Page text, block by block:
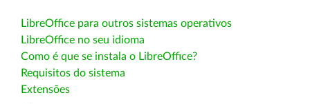
LibreOffice para outros sistemas operativos
LibreOffice no seu idioma
Como é que se instala o LibreOffice?
Requisitos do sistema
Extensões